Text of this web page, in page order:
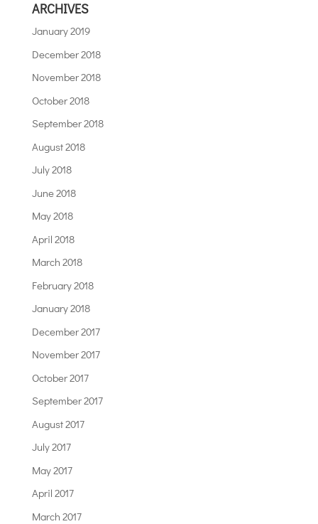
ARCHIVES
January 2019
December 2018
November 2018
October 2018
September 2018
August 2018
July 2018
June 2018
May 2018
April 2018
March 2018
February 2018
January 2018
December 2017
November 2017
October 2017
September 2017
August 2017
July 2017
May 2017
April 2017
March 2017